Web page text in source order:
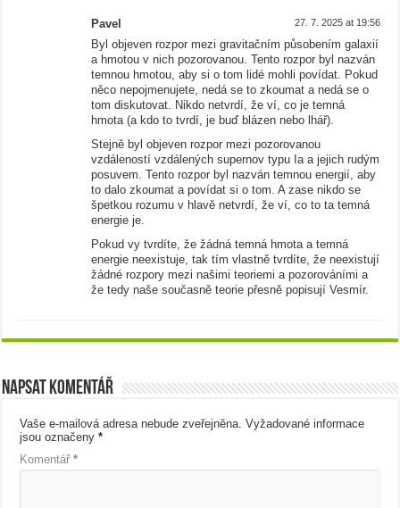
Pavel 27. 7. 2025 at 19:56
Byl objeven rozpor mezi gravitačním působením galaxií
a hmotou v nich pozorovanou. Tento rozpor byl nazván
temnou hmotou, aby si o tom lidé mohli povídat. Pokud
něco nepojmenujete, nedá se to zkoumat a nedá se o
tom diskutovat. Nikdo netvrdí, že ví, co je temná
hmota (a kdo to tvrdí, je buď blázen nebo lhář).
Stejně byl objeven rozpor mezi pozorovanou
vzdáleností vzdálených supernov typu Ia a jejich rudým
posuvem. Tento rozpor byl nazván temnou energií, aby
to dalo zkoumat a povídat si o tom. A zase nikdo se
špetkou rozumu v hlavě netvrdí, že ví, co to ta temná
energie je.
Pokud vy tvrdíte, že žádná temná hmota a temná
energie neexistuje, tak tím vlastně tvrdíte, že neexistují
žádné rozpory mezi našimi teoriemi a pozorováními a
že tedy naše současně teorie přesně popisují Vesmír.
Napsat komentář
Vaše e-mailová adresa nebude zveřejněna. Vyžadované informace
jsou označeny*
Komentář*